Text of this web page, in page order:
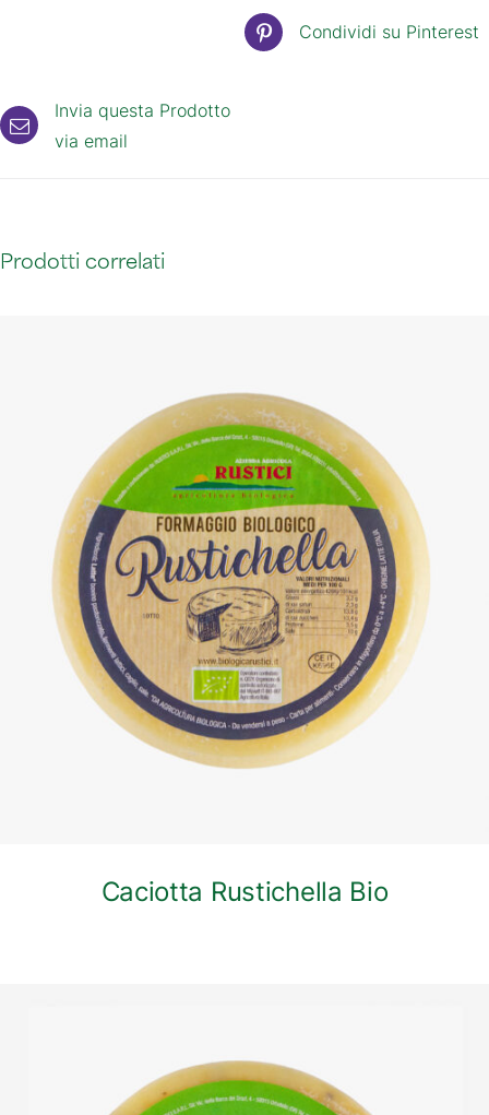
Condividi su Pinterest
Invia questa Prodotto
via email
Prodotti correlati
DETTAGLI
Caciotta Rustichella Bio